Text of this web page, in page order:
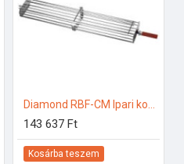
143 637 Ft
Kosárba teszem